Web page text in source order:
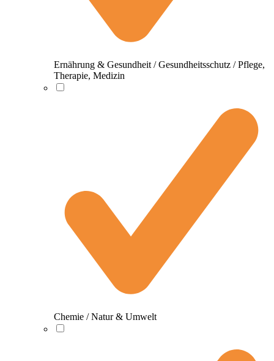
Ernährung & Gesundheit / Gesundheitsschutz / Pflege,
Therapie, Medizin
Chemie / Natur & Umwelt